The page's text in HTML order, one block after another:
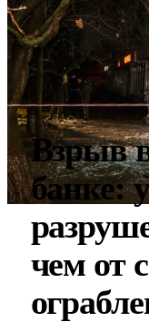
Взрыв
банке:
чем от